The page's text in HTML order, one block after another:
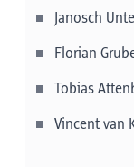
durch
Live-
Janosch
Florian
Tobias
Vincent van